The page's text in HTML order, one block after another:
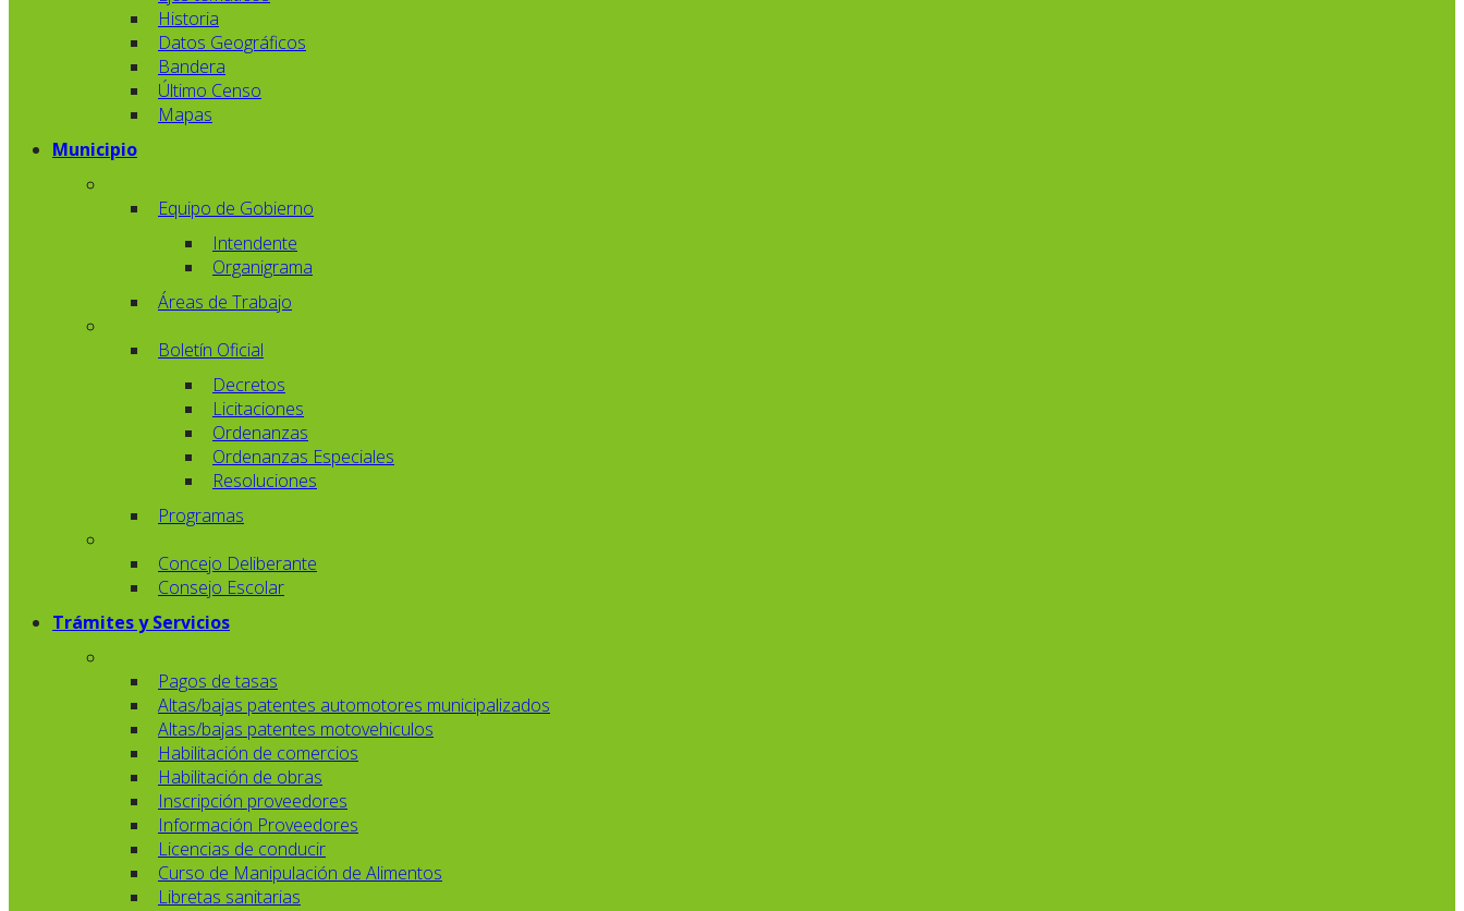
Historia
Datos Geográficos
Bandera
Último Censo
Mapas
Municipio
Equipo de Gobierno
Intendente
Organigrama
Áreas de Trabajo
Boletín Oficial
Decretos
Licitaciones
Ordenanzas
Ordenanzas Especiales
Resoluciones
Programas
Concejo Deliberante
Consejo Escolar
Trámites y Servicios
Pagos de tasas
Altas/bajas patentes automotores municipalizados
Altas/bajas patentes motovehiculos
Habilitación de comercios
Habilitación de obras
Inscripción proveedores
Información Proveedores
Licencias de conducir
Curso de Manipulación de Alimentos
Libretas sanitarias